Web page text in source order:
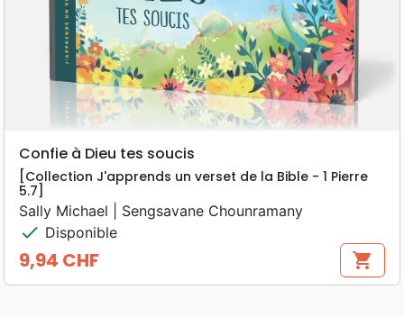
Confie à Dieu tes soucis
[Collection J'apprends un verset de la Bible - 1 Pierre
5.7]
Sally Michael | Sengsavane Chounramany
check Disponible
Prix
9,94 CHF shopping_cart